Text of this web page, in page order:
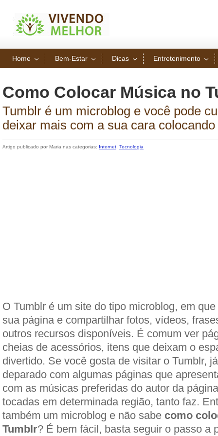
Home Bem-Estar Dicas Entretenimento
Como Colocar Música no
Tumblr é um microblog e você pode
deixar mais com a sua cara
Artigo publicado por Maria nas categorias: Internet Tecnologia
O Tumblr é um site do tipo microblog, em
sua página e compartilhar fotos, vídeos,
outros recursos disponíveis. É comum ver
cheias de acessórios, itens que deixam o
divertido. Se você gosta de visitar o Tumblr,
deparado com algumas páginas que
com as músicas preferidas do autor da
tocadas em determinada região, tanto faz.
também um microblog e não sabe como
Tumblr? É bem fácil, basta seguir o passo a